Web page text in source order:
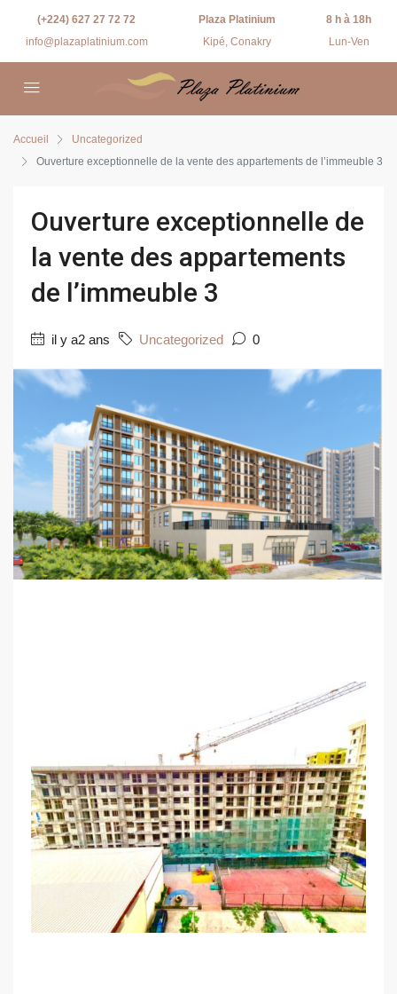
(+224) 627 27 72 72
info@plazaplatinium.com
Plaza Platinium
Kipé, Conakry
8 h à 18h
Lun-Ven
Accueil
Uncategorized
Ouverture exceptionnelle de la vente des appartements de l’immeuble 3
Ouverture exceptionnelle de
la vente des appartements
de l’immeuble 3
il y a2 ans Uncategorized 0